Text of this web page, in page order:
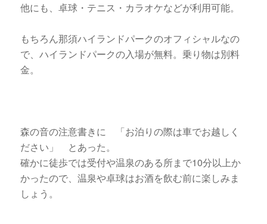
他にも、卓球・テニス・カラオケなどが利用可能。
もちろん那須ハイランドパークのオフィシャルなの
で、ハイランドパークの入場が無料。乗り物は別料
金。
森の音の注意書きに 「お泊りの際は車でお越しく
ださい」 とあった。
確かに徒歩では受付や温泉のある所まで10分以上か
かったので、温泉や卓球はお酒を飲む前に楽しみま
しょう。